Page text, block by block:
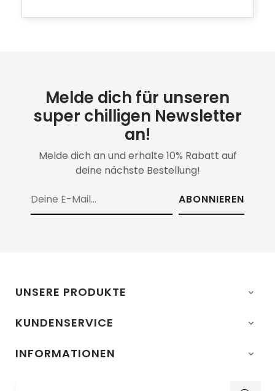
Melde dich für unseren
super chilligen Newsletter
an!
Melde dich an und erhalte 10% Rabatt auf
deine nächste Bestellung!
ABONNIEREN
UNSERE PRODUKTE 
KUNDENSERVICE 
INFORMATIONEN 